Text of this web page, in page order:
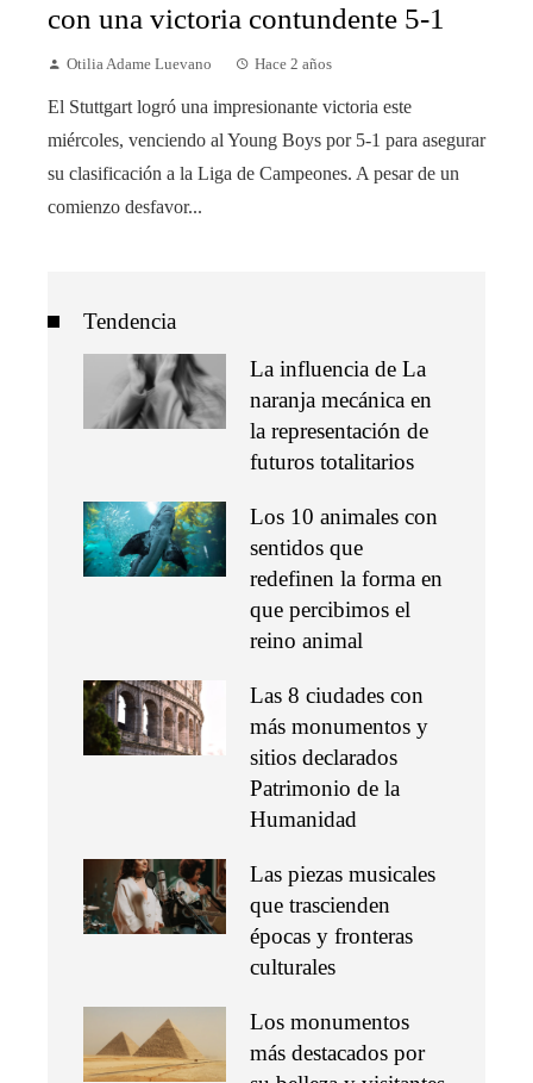
con una victoria contundente 5-1
Otilia Adame Luevano Hace 2 años
El Stuttgart logró una impresionante victoria este
miércoles, venciendo al Young Boys por 5-1 para asegurar
su clasificación a la Liga de Campeones. A pesar de un
comienzo desfavor...
Tendencia
La influencia de La
naranja mecánica en
la representación de
futuros totalitarios
Los 10 animales con
sentidos que
redefinen la forma en
que percibimos el
reino animal
Las 8 ciudades con
más monumentos y
sitios declarados
Patrimonio de la
Humanidad
Las piezas musicales
que trascienden
épocas y fronteras
culturales
Los monumentos
más destacados por